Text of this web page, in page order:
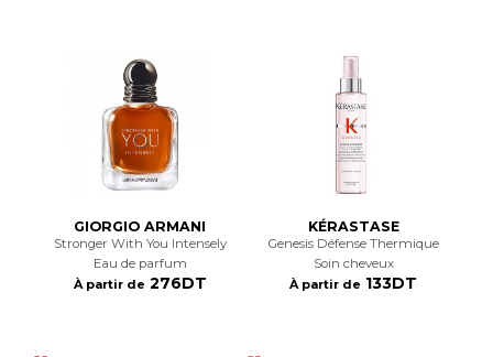
GIORGIO ARMANI
Stronger With You Intensely
Eau de parfum
À partir de 276DT
KÉRASTASE
Genesis Défense Thermique
Soin cheveux
À partir de 133DT